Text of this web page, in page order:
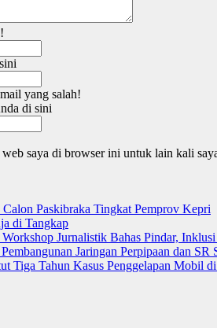
yang salah!
di sini
saya di browser ini untuk lain kali
Paskibraka Tingkat Pemprov Kepri
di Tangkap
Jurnalistik Bahas Pindar,
Jaringan Perpipaan dan
Tiga Tahun Kasus Penggelapan Mobil